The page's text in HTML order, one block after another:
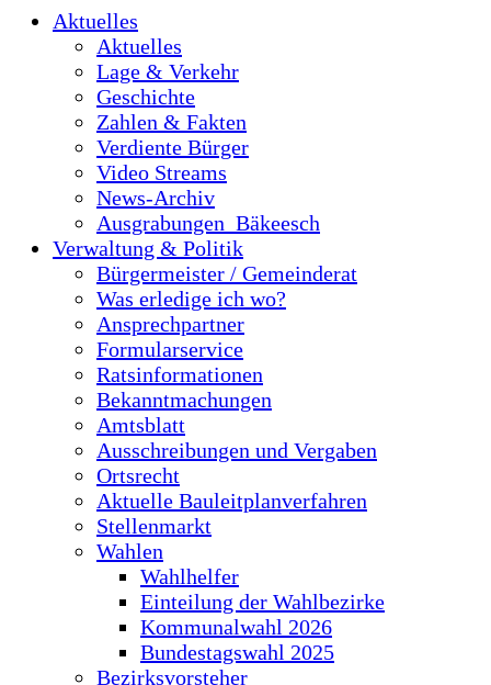
Aktuelles
Aktuelles
Lage & Verkehr
Geschichte
Zahlen & Fakten
Verdiente Bürger
Video Streams
News-Archiv
Ausgrabungen_Bäkeesch
Verwaltung & Politik
Bürgermeister / Gemeinderat
Was erledige ich wo?
Ansprechpartner
Formularservice
Ratsinformationen
Bekanntmachungen
Amtsblatt
Ausschreibungen und Vergaben
Ortsrecht
Aktuelle Bauleitplanverfahren
Stellenmarkt
Wahlen
Wahlhelfer
Einteilung der Wahlbezirke
Kommunalwahl 2026
Bundestagswahl 2025
Bezirksvorsteher